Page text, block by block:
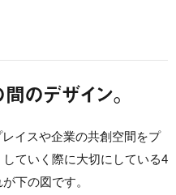
のデザイン。
イスや企業の共創空間をプ
ていく際に大切にしている4
下の図です。